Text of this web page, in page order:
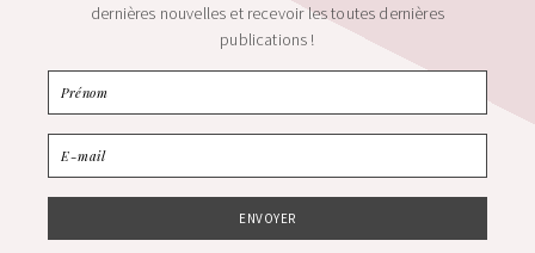
dernières nouvelles et recevoir les toutes dernières
publications !